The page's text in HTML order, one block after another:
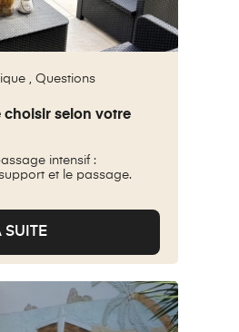
Questions
selon votre
intensif :
et le passage.
SUITE